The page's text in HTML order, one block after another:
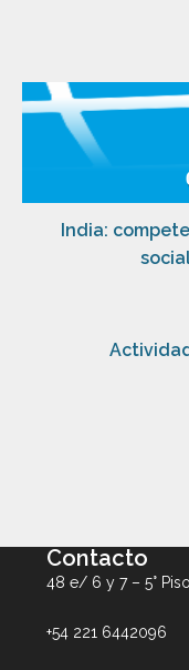
India:
Contacto
48 e/ 6 y 7 – 5°
+54 221 6442096